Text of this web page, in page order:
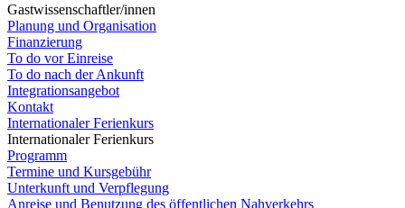
Gastwissenschaftler/innen
Planung und Organisation
Finanzierung
To do vor Einreise
To do nach der Ankunft
Integrationsangebot
Kontakt
Internationaler Ferienkurs
Internationaler Ferienkurs
Programm
Termine und Kursgebühr
Unterkunft und Verpflegung
Anreise und Benutzung des öffentlichen Nahverkehrs